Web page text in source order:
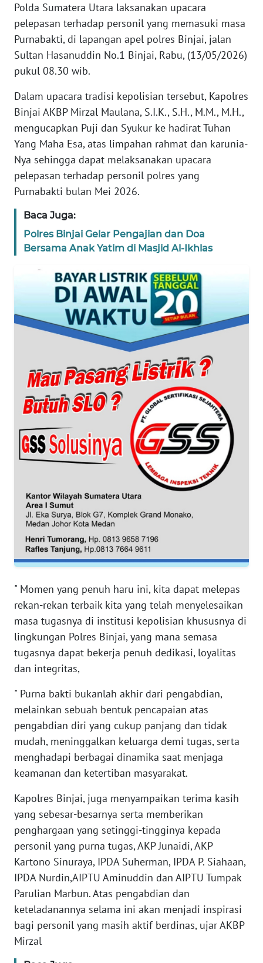
Polda Sumatera Utara laksanakan upacara
pelepasan terhadap personil yang memasuki masa
Purnabakti, di lapangan apel polres Binjai, jalan
Sultan Hasanuddin No.1 Binjai, Rabu, (13/05/2026)
pukul 08.30 wib.
Dalam upacara tradisi kepolisian tersebut, Kapolres
Binjai AKBP Mirzal Maulana, S.I.K., S.H., M.M., M.H.,
mengucapkan Puji dan Syukur ke hadirat Tuhan
Yang Maha Esa, atas limpahan rahmat dan karunia-
Nya sehingga dapat melaksanakan upacara
pelepasan terhadap personil polres yang
Purnabakti bulan Mei 2026.
Baca Juga:
Polres Binjai Gelar Pengajian dan Doa
Bersama Anak Yatim di Masjid Al-Ikhlas
" Momen yang penuh haru ini, kita dapat melepas
rekan-rekan terbaik kita yang telah menyelesaikan
masa tugasnya di institusi kepolisian khususnya di
lingkungan Polres Binjai, yang mana semasa
tugasnya dapat bekerja penuh dedikasi, loyalitas
dan integritas,
" Purna bakti bukanlah akhir dari pengabdian,
melainkan sebuah bentuk pencapaian atas
pengabdian diri yang cukup panjang dan tidak
mudah, meninggalkan keluarga demi tugas, serta
menghadapi berbagai dinamika saat menjaga
keamanan dan ketertiban masyarakat.
Kapolres Binjai, juga menyampaikan terima kasih
yang sebesar-besarnya serta memberikan
penghargaan yang setinggi-tingginya kepada
personil yang purna tugas, AKP Junaidi, AKP
Kartono Sinuraya, IPDA Suherman, IPDA P. Siahaan,
IPDA Nurdin,AIPTU Aminuddin dan AIPTU Tumpak
Parulian Marbun. Atas pengabdian dan
keteladanannya selama ini akan menjadi inspirasi
bagi personil yang masih aktif berdinas, ujar AKBP
Mirzal
WN
SUMUT
WN
JAKARTA
WN
JABAR
WN
BANTEN
WN
NTT
KEPRI
WN
PAPUA
WN
RIAU
WN
SERAMBI
WN
WN
SULTRA
WN
NTB
WN
SULTENG
SULBAR
WN
WN
SUMBAR
WN
SUMSEL
WN
BENGKULU
WN
LAMPUNG
WN
JATENG
NUSANTARA